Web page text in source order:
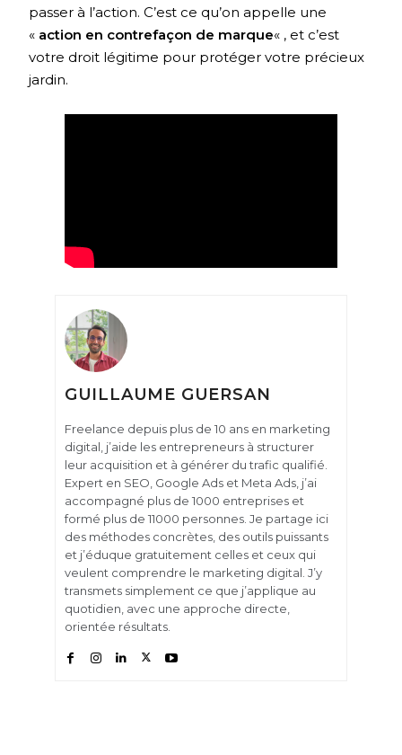
passer à l’action. C’est ce qu’on appelle une
« action en contrefaçon de marque« , et c’est
votre droit légitime pour protéger votre précieux
jardin.
GUILLAUME GUERSAN
Freelance depuis plus de 10 ans en marketing
digital, j’aide les entrepreneurs à structurer
leur acquisition et à générer du trafic qualifié.
Expert en SEO, Google Ads et Meta Ads, j’ai
accompagné plus de 1000 entreprises et
formé plus de 11000 personnes. Je partage ici
des méthodes concrètes, des outils puissants
et j’éduque gratuitement celles et ceux qui
veulent comprendre le marketing digital. J’y
transmets simplement ce que j’applique au
quotidien, avec une approche directe,
orientée résultats.